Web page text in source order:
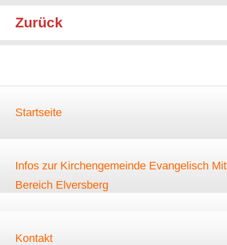
Zurück
Startseite
Infos zur Kirchengemeinde Evangelisch
Bereich Elversberg
Kontakt